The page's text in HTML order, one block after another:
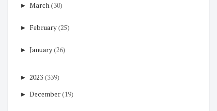
► March(30)
► February(25)
► January(26)
► 2023(339)
► December(19)